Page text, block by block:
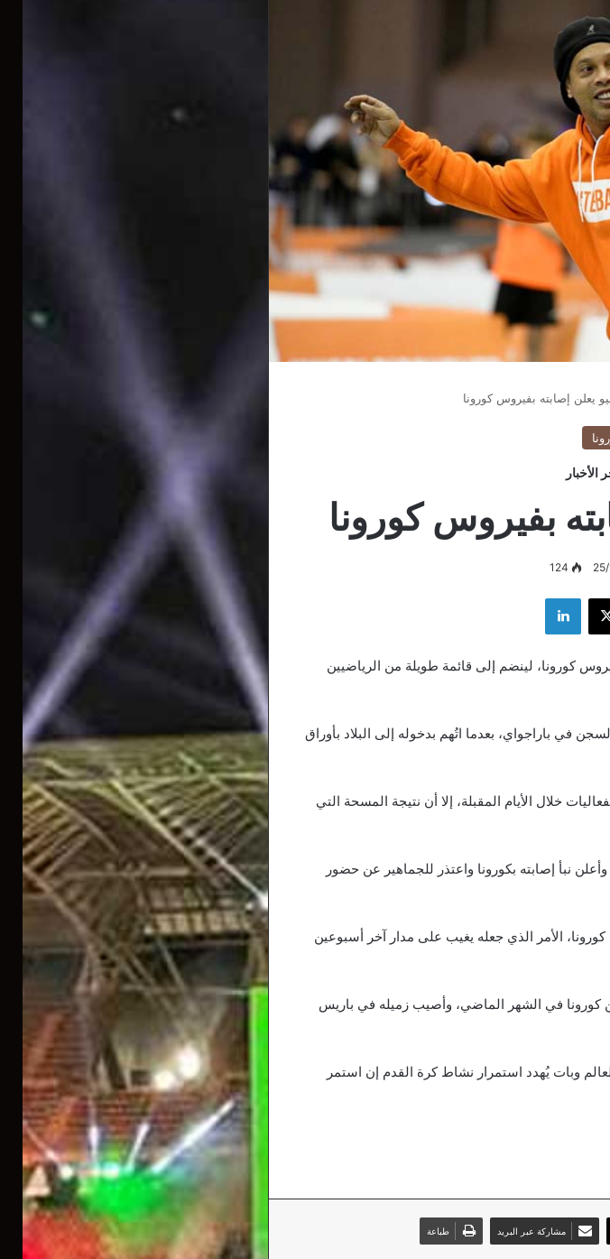
يعلن إصابته بفيروس كورونا
الأخبار
بفيروس كورونا
124
‫X لينكدإن
كورونا، لينضم إلى قائمة طويلة من الرياضيين
في باراجواي، بعدما اتُهم بدخوله إلى البلاد بأوراق
خلال الأيام المقبلة، إلا أن نتيجة المسحة التي
نبأ إصابته بكورونا واعتذر للجماهير عن حضور
الأمر الذي جعله يغيب على مدار آخر أسبوعين
كورونا في الشهر الماضي، وأصيب زميله في باريس
وبات يُهدد استمرار نشاط كرة القدم إن استمر
مشاركة عبر البريد طباعة